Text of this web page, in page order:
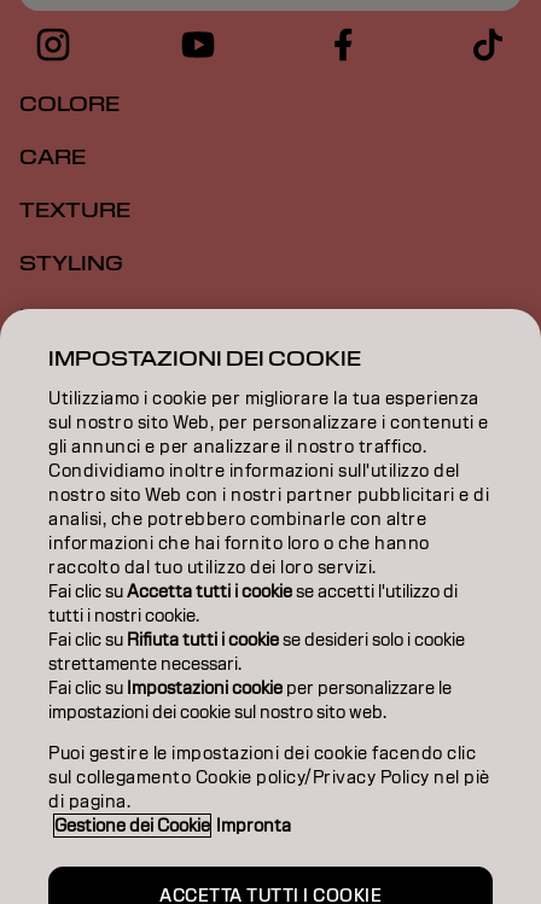
COLORE
CARE
TEXTURE
STYLING
ISPIRAZIONE
FORMAZIONE
INFORMAZIONI
SALON FINDER
DIVENTA PARTNER
CONTATTACI
ImprontaPrivacy PolicyCookie Policy
Accessibilità
IT | Italian
Goldwell is part of
IMPOSTAZIONI DEI COOKIE
Utilizziamo i cookie per migliorare la tua esperienza
sul nostro sito Web, per personalizzare i contenuti e
gli annunci e per analizzare il nostro traffico.
Condividiamo inoltre informazioni sull'utilizzo del
nostro sito Web con i nostri partner pubblicitari e di
analisi, che potrebbero combinarle con altre
informazioni che hai fornito loro o che hanno
raccolto dal tuo utilizzo dei loro servizi.
Fai clic suAccetta tutti i cookiese accetti l'utilizzo di
tutti i nostri cookie.
Fai clic su Rifiuta tutti i cookiese desideri solo i cookie
strettamente necessari.
Fai clic su Impostazioni cookie per personalizzare le
impostazioni dei cookie sul nostro sito web.
Puoi gestire le impostazioni dei cookie facendo clic
sul collegamento Cookie policy/Privacy Policy nel piè
di pagina.
Gestione dei Cookie Impronta
ACCETTA TUTTI I COOKIE